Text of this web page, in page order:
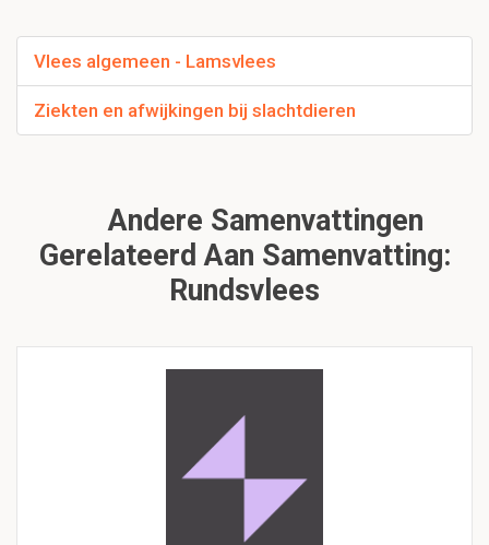
Vlees algemeen - Lamsvlees
Ziekten en afwijkingen bij slachtdieren
Andere Samenvattingen
Gerelateerd Aan Samenvatting:
Rundsvlees